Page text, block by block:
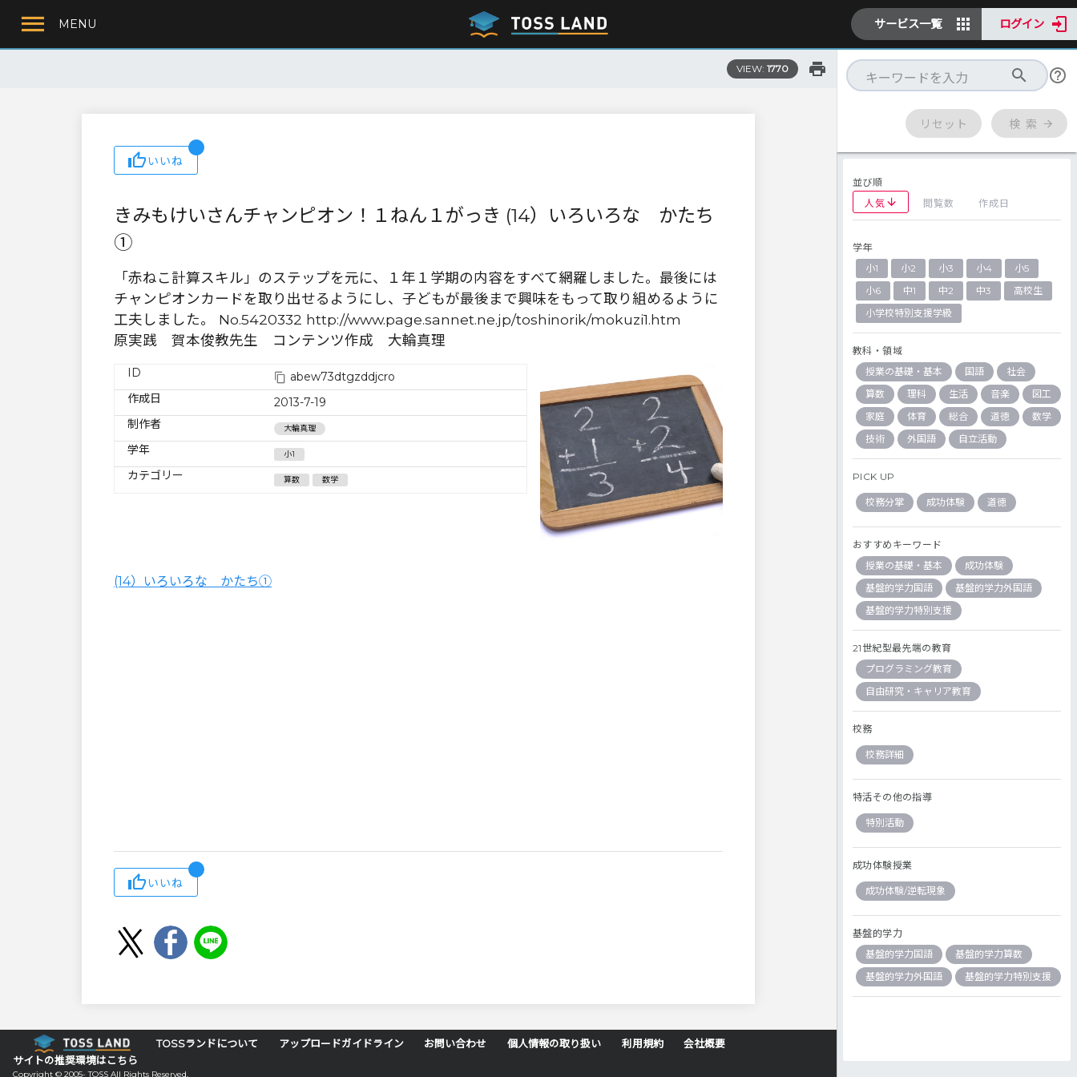
MENU サービス一覧 ログイン
VIEW: 1770
いいね
きみもけいさんチャンピオン！１ねん１がっき (14）いろいろな かたち
①
「赤ねこ計算スキル」のステップを元に、１年１学期の内容をすべて網羅しました。最後には
チャンピオンカードを取り出せるようにし、子どもが最後まで興味をもって取り組めるように
工夫しました。 No.5420332 http://www.page.sannet.ne.jp/toshinorik/mokuzi1.htm
原実践 賀本俊教先生 コンテンツ作成 大輪真理
ID
abew73dtgzddjcro
作成日
2013-7-19
制作者
大輪真理
学年 小1
カテゴリー 算数 数学
(14）いろいろな かたち①
いいね
TOSSランドについて アップロードガイドライン お問い合わせ 個人情報の取り扱い 利用規約
会社概要
サイトの推奨環境はこちら
Copyright © 2005- TOSS All Rights Reserved.
リセット 検 索
並び順
人気
閲覧数 作成日
学年
小1
小2 小3 小4
小5
小6
中1 中2 中3
高校生
小学校特別支援学級
教科・領域
授業の基礎・基本
国語
社会
算数
理科 生活 音楽
図工
家庭
体育 総合 道徳
数学
技術
外国語 自立活動
PICK UP
校務分掌 成功体験 道徳
おすすめキーワード
授業の基礎・基本
成功体験
基盤的学力国語
基盤的学力外国語
基盤的学力特別支援
21世紀型最先端の教育
プログラミング教育
自由研究・キャリア教育
校務
校務詳細
特活その他の指導
特別活動
成功体験授業
成功体験/逆転現象
基盤的学力
基盤的学力国語
基盤的学力算数
基盤的学力外国語
基盤的学力特別支援